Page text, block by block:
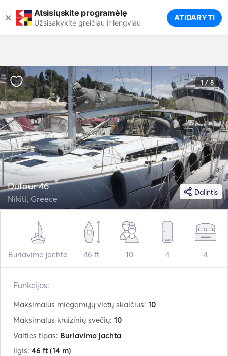
× Atsisiųskite programėlę
Užsisakykite greičiau ir lengviau ATIDARYTI
1 / 8
Dalintis
Dufour 46
Nikiti, Greece
Buriavimo jachta 46 ft 10 4 4
Funkcijos:
Maksimalus miegamųjų vietų skaičius: 10
Maksimalus kruizinių svečių: 10
Valties tipas: Buriavimo jachta
Ilgis: 46 ft (14 m)